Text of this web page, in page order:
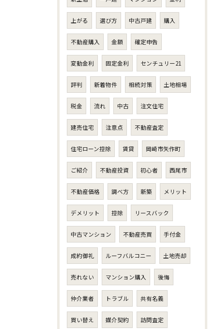
上がる 選び方 中古戸建 購入
不動産購入 金額 確定申告
変動金利 固定金利 センチュリー21
評判 新着物件 相続対策 土地相場
税金 流れ 中古 注文住宅
建売住宅 注意点 不動産査定
住宅ローン控除 賃貸 岡崎市矢作町
ご紹介 不動産投資 初心者 西尾市
不動産価格 調べ方 新築 メリット
デメリット 控除 リースバック
中古マンション 不動産売買 手付金
成約御礼 ルーフバルコニー 土地売却
売れない マンション購入 後悔
仲介業者 トラブル 共有名義
買い替え 媒介契約 訪問査定